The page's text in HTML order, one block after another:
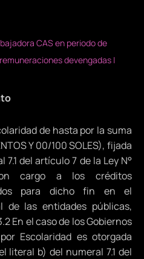
CAS en periodo de
devengadas |
de hasta por la suma
Y 00/100 SOLES), fijada
del artículo 7 de la Ley N°
cargo a los créditos
para dicho fin en el
de las entidades públicas,
En el caso de los Gobiernos
Escolaridad es otorgada
literal b) del numeral 7.1 del